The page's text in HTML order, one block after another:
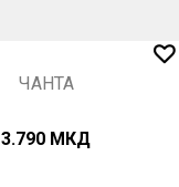
ЧАНТА
3.790 МКД